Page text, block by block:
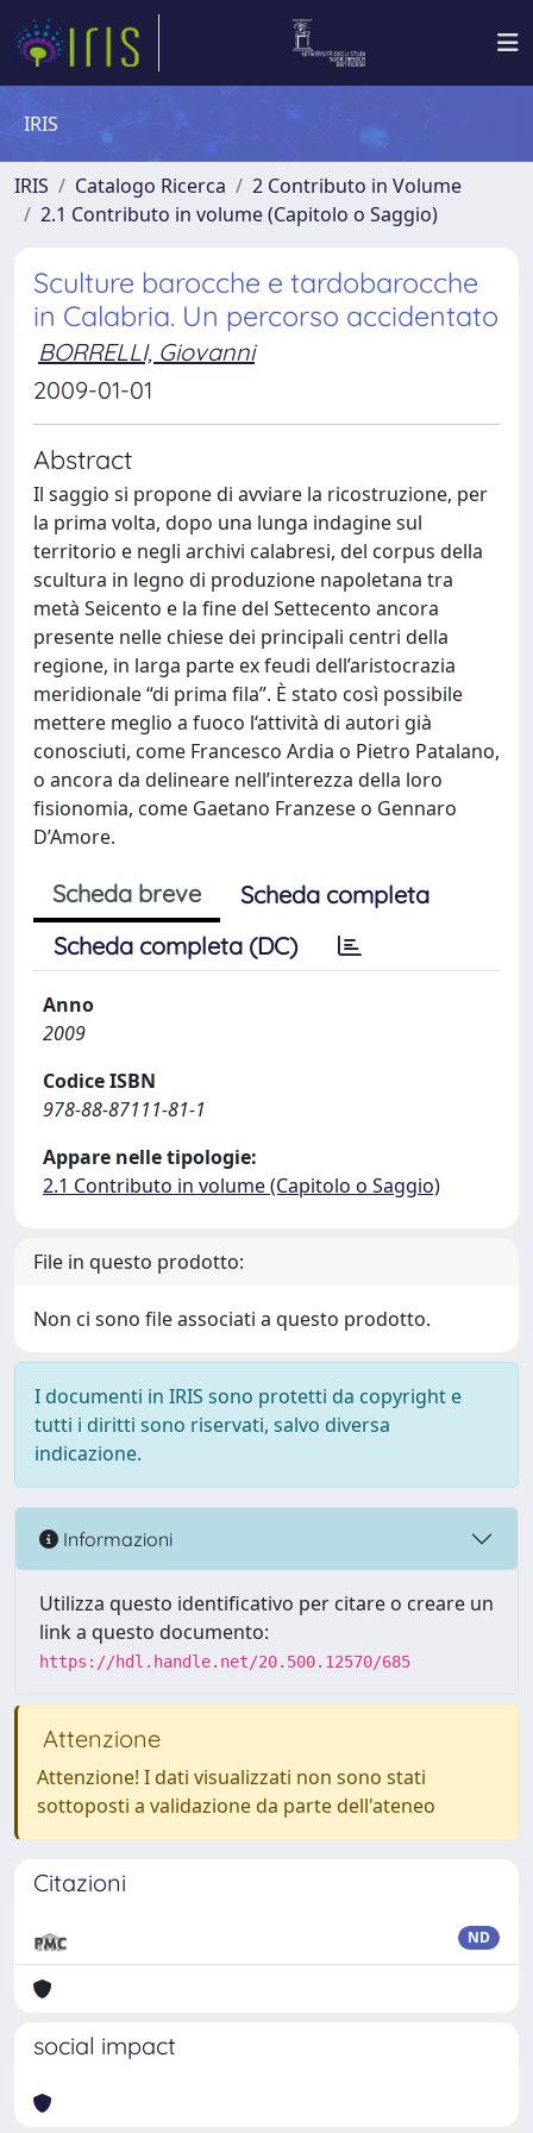
IRIS
IRIS Catalogo Ricerca
2 Contributo in Volume
2.1 Contributo in volume (Capitolo o Saggio)
Sculture barocche e tardobarocche
in Calabria. Un percorso accidentato
BORRELLI, Giovanni
2009-01-01
Abstract
Il saggio si propone di avviare la ricostruzione, per
la prima volta, dopo una lunga indagine sul
territorio e negli archivi calabresi, del corpus della
scultura in legno di produzione napoletana tra
metà Seicento e la fine del Settecento ancora
presente nelle chiese dei principali centri della
regione, in larga parte ex feudi dell’aristocrazia
meridionale “di prima fila”. È stato così possibile
mettere meglio a fuoco l‘attività di autori già
conosciuti, come Francesco Ardia o Pietro Patalano,
o ancora da delineare nell’interezza della loro
fisionomia, come Gaetano Franzese o Gennaro
D’Amore.
Scheda breve
Scheda completa
Scheda completa (DC)
Anno
2009
Codice ISBN
978-88-87111-81-1
Appare nelle tipologie:
2.1 Contributo in volume (Capitolo o Saggio)
File in questo prodotto:
Non ci sono file associati a questo prodotto.
I documenti in IRIS sono protetti da copyright e
tutti i diritti sono riservati, salvo diversa
indicazione.
Informazioni
Utilizza questo identificativo per citare o creare un
link a questo documento:
https://hdl.handle.net/20.500.12570/685
Attenzione
Attenzione! I dati visualizzati non sono stati
sottoposti a validazione da parte dell'ateneo
Citazioni
ND
social impact